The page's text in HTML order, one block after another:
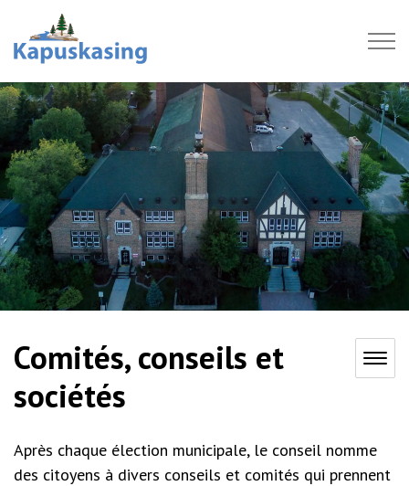
Comités, conseils et
sociétés
Après chaque élection municipale, le conseil nomme
des citoyens à divers conseils et comités qui prennent